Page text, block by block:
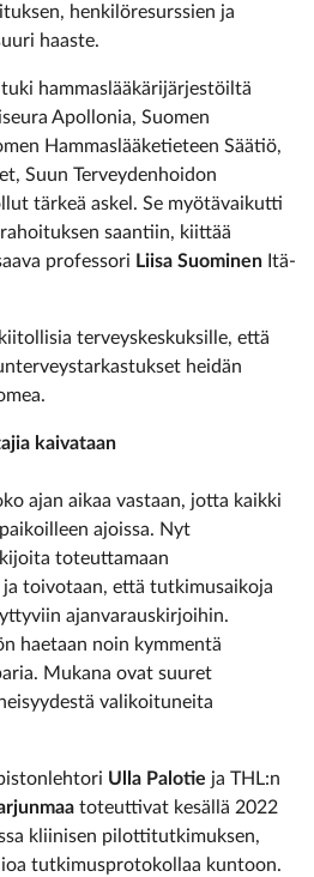
henkilöresurssien ja
haaste.
hammaslääkärijärjestöiltä
Apollonia, Suomen
Hammaslääketieteen Säätiö,
Suun Terveydenhoidon
tärkeä askel. Se myötävaikutti
saantiin, kiittää
professori Liisa Suominen Itä-
terveyskeskuksille, että
heidän
kaivataan
ajan aikaa vastaan, jotta kaikki
ajoissa. Nyt
toteuttamaan
toivotaan, että tutkimusaikoja
ajanvarauskirjoihin.
haetaan noin kymmentä
Mukana ovat suuret
valikoituneita
Ulla Palotie ja THL:n
toteuttivat kesällä 2022
kliinisen pilottitutkimuksen,
tutkimusprotokollaa kuntoon.